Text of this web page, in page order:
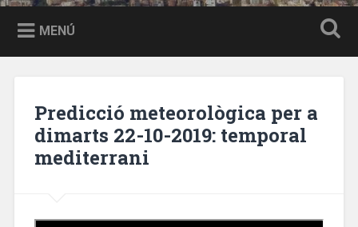
MENÚ
Predicció meteorològica per a
dimarts 22-10-2019: temporal
mediterrani